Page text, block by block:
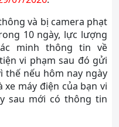
và bị camera phạt
10 ngày, lực lượng
minh thông tin về
vi phạm sau đó gửi
thế nếu hôm nay ngày
xe máy điện của bạn vi
sau mới có thông tin